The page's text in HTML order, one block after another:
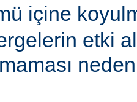
içine
etki